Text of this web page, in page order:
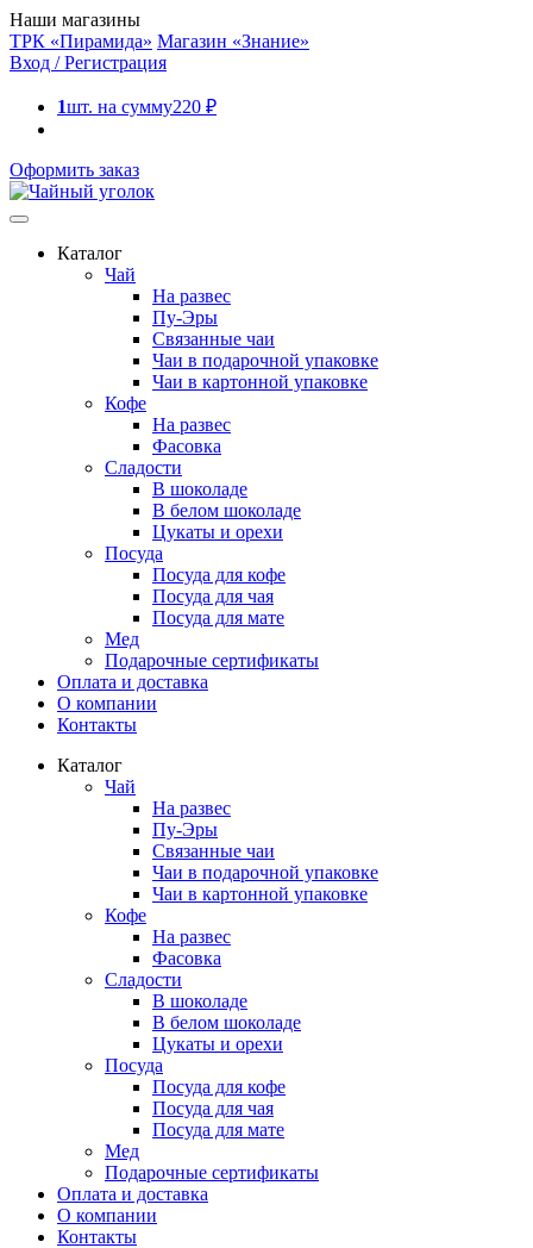
Наши магазины
ТРК «Пирамида» Магазин «Знание»
Вход / Регистрация
1шт. на сумму220 ₽
Оформить заказ
Каталог
Чай
На развес
Пу-Эры
Связанные чаи
Чаи в подарочной упаковке
Чаи в картонной упаковке
Кофе
На развес
Фасовка
Сладости
В шоколаде
В белом шоколаде
Цукаты и орехи
Посуда
Посуда для кофе
Посуда для чая
Посуда для мате
Мед
Подарочные сертификаты
Оплата и доставка
О компании
Контакты
Каталог
Чай
На развес
Пу-Эры
Связанные чаи
Чаи в подарочной упаковке
Чаи в картонной упаковке
Кофе
На развес
Фасовка
Сладости
В шоколаде
В белом шоколаде
Цукаты и орехи
Посуда
Посуда для кофе
Посуда для чая
Посуда для мате
Мед
Подарочные сертификаты
Оплата и доставка
О компании
Контакты